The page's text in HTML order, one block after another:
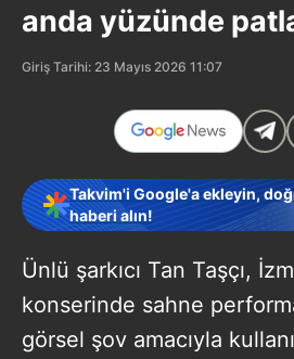
anda yüzünde
Giriş Tarihi: 23 Mayıs 2026 11:07
Takvim'i Google'a ekleyin,
haberi alın!
Ünlü şarkıcı Tan Taşçı,
konserinde sahne
görsel şov amacıyla